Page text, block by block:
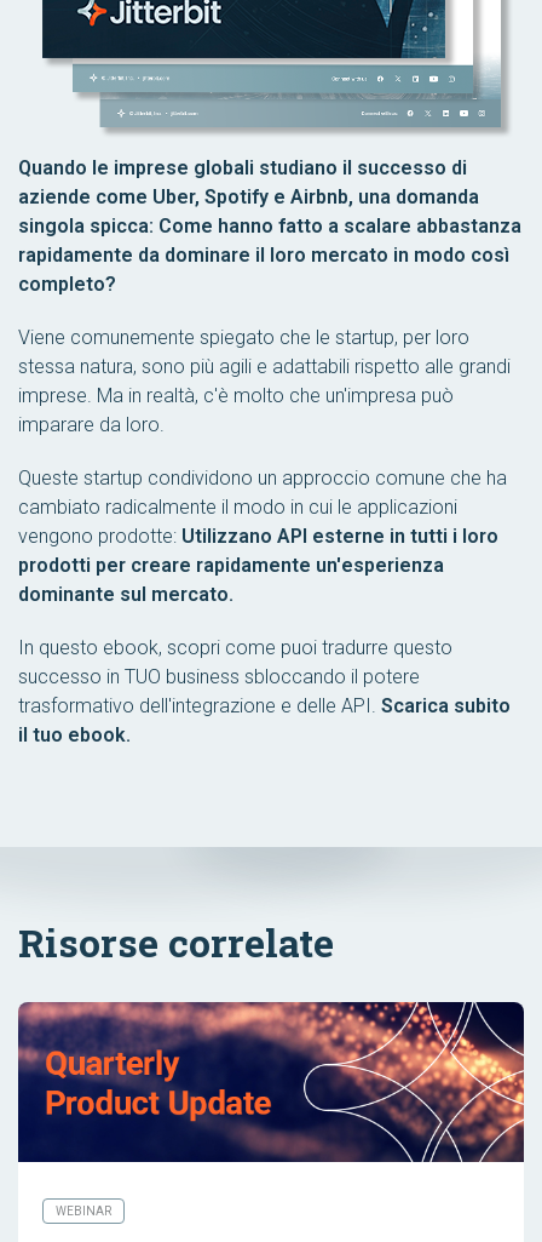
Quando le imprese globali studiano il successo di
aziende come Uber, Spotify e Airbnb, una domanda
singola spicca: Come hanno fatto a scalare abbastanza
rapidamente da dominare il loro mercato in modo così
completo?
Viene comunemente spiegato che le startup, per loro
stessa natura, sono più agili e adattabili rispetto alle grandi
imprese. Ma in realtà, c'è molto che un'impresa può
imparare da loro.
Queste startup condividono un approccio comune che ha
cambiato radicalmente il modo in cui le applicazioni
vengono prodotte: Utilizzano API esterne in tutti i loro
prodotti per creare rapidamente un'esperienza
dominante sul mercato.
In questo ebook, scopri come puoi tradurre questo
successo in TUO business sbloccando il potere
trasformativo dell'integrazione e delle API. Scarica subito
il tuo ebook.
Risorse correlate
WEBINAR